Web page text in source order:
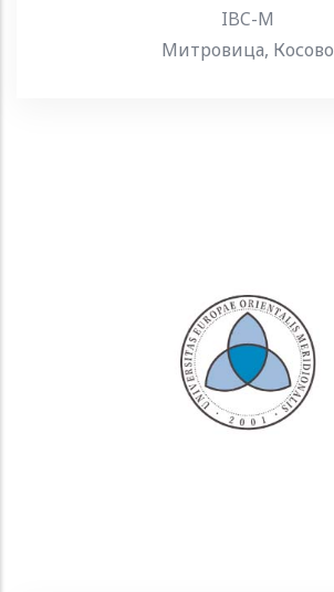
IBC-M
Митровица, Косово